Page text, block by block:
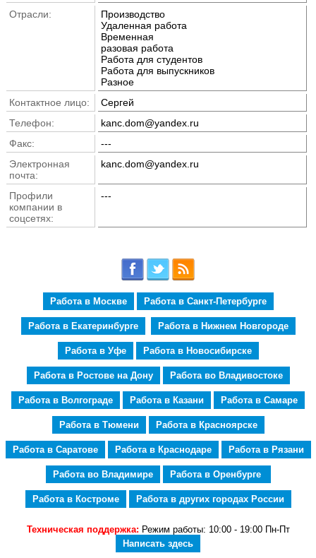
Отрасли:
Производство
Удаленная работа
Временная
разовая работа
Работа для студентов
Работа для выпускников
Разное
Контактное лицо:
Сергей
Телефон:
kanc.dom@yandex.ru
Факс:
---
Электронная
почта:
kanc.dom@yandex.ru
Профили
компании в
соцсетях:
---
Работа в Москве Работа в Санкт-Петербурге
Работа в Екатеринбурге Работа в Нижнем Новгороде
Работа в Уфе Работа в Новосибирске
Работа в Ростове на Дону Работа во Владивостоке
Работа в Волгограде Работа в Казани Работа в Самаре
Работа в Тюмени Работа в Красноярске
Работа в Саратове Работа в Краснодаре Работа в Рязани
Работа во Владимире Работа в Оренбурге
Работа в Костроме Работа в других городах России
Техническая поддержка: Режим работы: 10:00 - 19:00 Пн-Пт
Написать здесь